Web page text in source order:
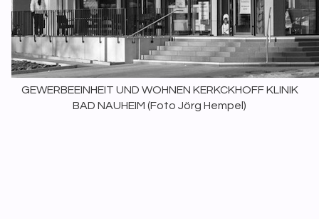
GEWERBEEINHEIT UND WOHNEN KERKCKHOFF KLINIK
BAD NAUHEIM (Foto Jörg Hempel)